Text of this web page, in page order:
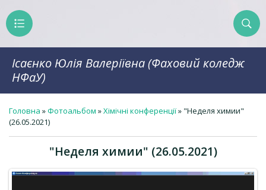
Ісаєнко Юлія Валеріївна (Фаховий коледж
НФаУ)
Головна »Фотоальбом »Хімічні конференції» "Неделя химии"
(26.05.2021)
"Неделя химии" (26.05.2021)